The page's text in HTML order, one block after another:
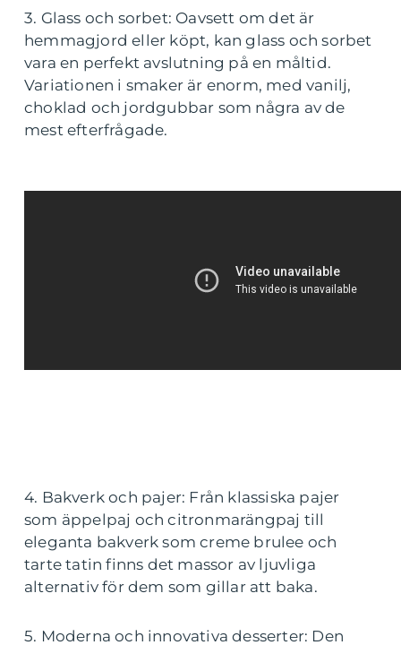
3. Glass och sorbet: Oavsett om det är
hemmagjord eller köpt, kan glass och sorbet
vara en perfekt avslutning på en måltid.
Variationen i smaker är enorm, med vanilj,
choklad och jordgubbar som några av de
mest efterfrågade.
4. Bakverk och pajer: Från klassiska pajer
som äppelpaj och citronmarängpaj till
eleganta bakverk som creme brulee och
tarte tatin finns det massor av ljuvliga
alternativ för dem som gillar att baka.
5. Moderna och innovativa desserter: Den